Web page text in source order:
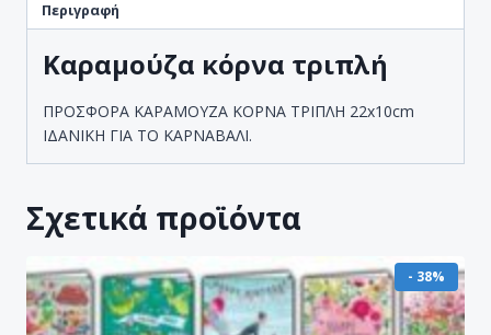
Περιγραφή
Καραμούζα κόρνα τριπλή
ΠΡΟΣΦΟΡΑ ΚΑΡΑΜΟΥΖA ΚΟΡΝΑ ΤΡΙΠΛΗ 22x10cm
ΙΔΑΝΙΚΗ ΓΙΑ ΤΟ ΚΑΡΝΑΒΑΛΙ.
Σχετικά προϊόντα
- 38%